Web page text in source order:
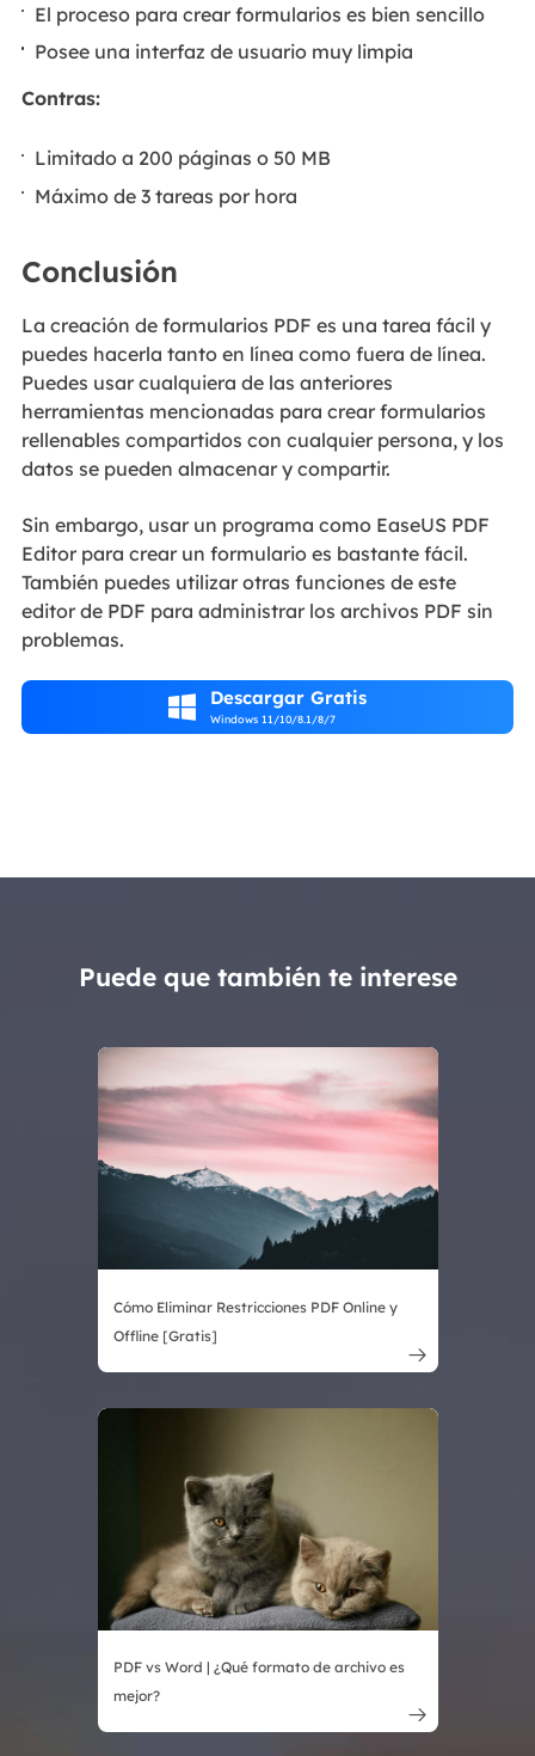
El proceso para crear formularios es bien sencillo
Posee una interfaz de usuario muy limpia
Contras:
Limitado a 200 páginas o 50 MB
Máximo de 3 tareas por hora
Conclusión
La creación de formularios PDF es una tarea fácil y
puedes hacerla tanto en línea como fuera de línea.
Puedes usar cualquiera de las anteriores
herramientas mencionadas para crear formularios
rellenables compartidos con cualquier persona, y los
datos se pueden almacenar y compartir.
Sin embargo, usar un programa como EaseUS PDF
Editor para crear un formulario es bastante fácil.
También puedes utilizar otras funciones de este
editor de PDF para administrar los archivos PDF sin
problemas.
 Descargar Gratis
Windows 11/10/8.1/8/7
Puede que también te interese
Cómo Eliminar Restricciones PDF Online y
Offline [Gratis]

PDF vs Word | ¿Qué formato de archivo es
mejor?
